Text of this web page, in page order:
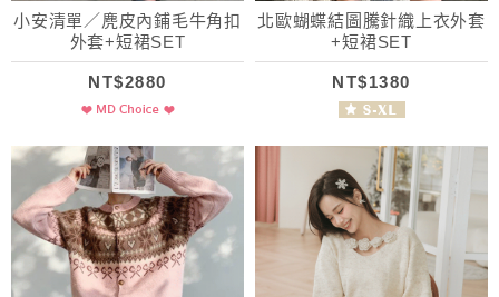
小安清單／麂皮內鋪毛牛角扣
外套+短裙SET
NT$2880
北歐蝴蝶結圖騰針織上衣外套
+短裙SET
NT$1380